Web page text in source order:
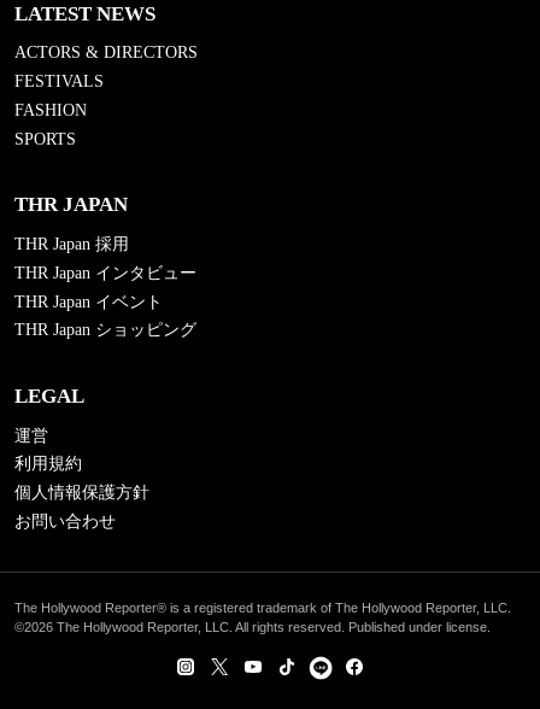
LATEST NEWS
ACTORS & DIRECTORS
FESTIVALS
FASHION
SPORTS
THR JAPAN
THR Japan 採用
THR Japan インタビュー
THR Japan イベント
THR Japan ショッピング
LEGAL
運営
利用規約
個人情報保護方針
お問い合わせ
The Hollywood Reporter® is a registered trademark of The Hollywood Reporter, LLC.
©2026 The Hollywood Reporter, LLC. All rights reserved. Published under license.